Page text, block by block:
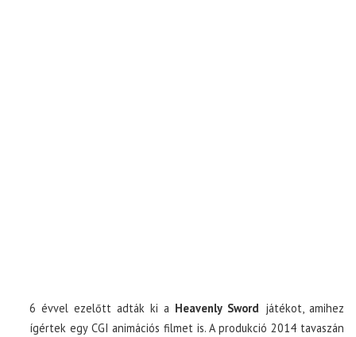
6 évvel ezelőtt adták ki a Heavenly Sword játékot, amihez
ígértek egy CGI animációs filmet is. A produkció 2014 tavaszán